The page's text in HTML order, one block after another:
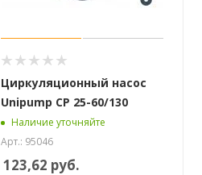
Циркуляционный насос
Unipump CP 25-60/130
Наличие уточняйте
Арт.: 95046
123,62 руб.